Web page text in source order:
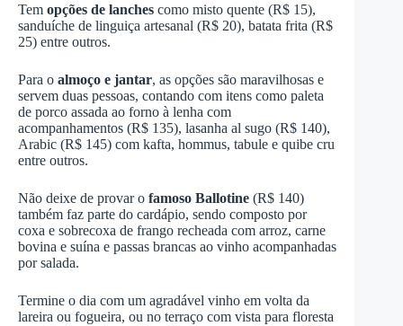
Tem opções de lanches como misto quente (R$ 15),
sanduíche de linguiça artesanal (R$ 20), batata frita (R$
25) entre outros.
Para o almoço e jantar, as opções são maravilhosas e
servem duas pessoas, contando com itens como paleta
de porco assada ao forno à lenha com
acompanhamentos (R$ 135), lasanha al sugo (R$ 140),
Arabic (R$ 145) com kafta, hommus, tabule e quibe cru
entre outros.
Não deixe de provar o famoso Ballotine (R$ 140)
também faz parte do cardápio, sendo composto por
coxa e sobrecoxa de frango recheada com arroz, carne
bovina e suína e passas brancas ao vinho acompanhadas
por salada.
Termine o dia com um agradável vinho em volta da
lareira ou fogueira, ou no terraço com vista para floresta